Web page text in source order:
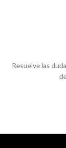
Resuelve las